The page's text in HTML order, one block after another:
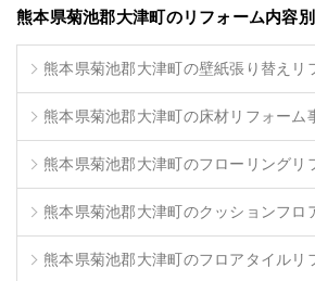
熊本県菊池郡大津町のリフォーム内容
熊本県菊池郡大津町の壁紙張り替えリ
熊本県菊池郡大津町の床材リフォーム
熊本県菊池郡大津町のフローリングリ
熊本県菊池郡大津町のクッションフロ
熊本県菊池郡大津町のフロアタイルリ